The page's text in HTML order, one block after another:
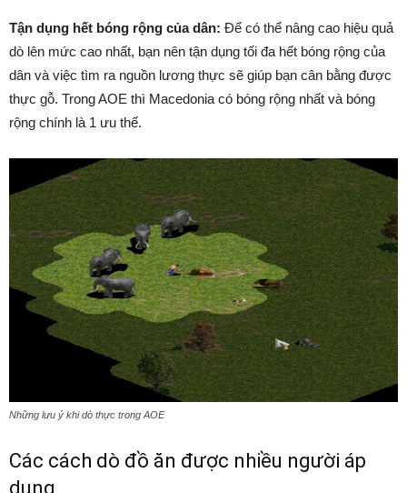
Tận dụng hết bóng rộng của dân: Để có thể nâng cao hiệu quả
dò lên mức cao nhất, bạn nên tận dụng tối đa hết bóng rộng của
dân và việc tìm ra nguồn lương thực sẽ giúp bạn cân bằng được
thực gỗ. Trong AOE thì Macedonia có bóng rộng nhất và bóng
rộng chính là 1 ưu thế.
Những lưu ý khi dò thực trong AOE
Các cách dò đồ ăn được nhiều người áp
dụng